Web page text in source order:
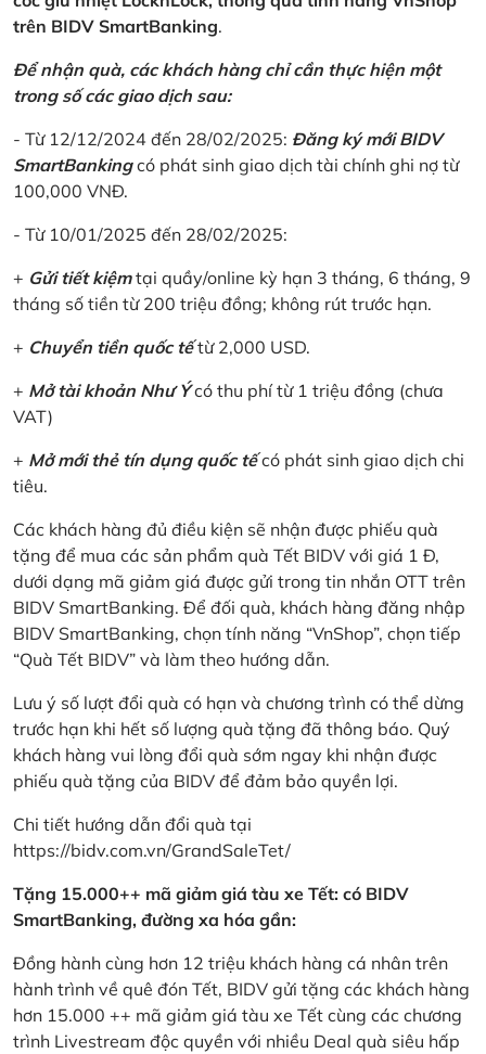
trên BIDV SmartBanking.
Để nhận quà, các khách hàng chỉ cần thực hiện một
trong số các giao dịch sau:
- Từ 12/12/2024 đến 28/02/2025: Đăng ký mới BIDV
SmartBankingcó phát sinh giao dịch tài chính ghi nợ từ
100,000 VNĐ.
- Từ 10/01/2025 đến 28/02/2025:
+ Gửi tiết kiệmtại quầy/online kỳ hạn 3 tháng, 6 tháng, 9
tháng số tiền từ 200 triệu đồng; không rút trước hạn.
+ Chuyển tiền quốc tếtừ 2,000 USD.
+ Mở tài khoản Như Ýcó thu phí từ 1 triệu đồng (chưa
VAT)
+ Mở mới thẻ tín dụng quốc tếcó phát sinh giao dịch chi
tiêu.
Các khách hàng đủ điều kiện sẽ nhận được phiếu quà
tặng để mua các sản phẩm quà Tết BIDV với giá 1 Đ,
dưới dạng mã giảm giá được gửi trong tin nhắn OTT trên
BIDV SmartBanking. Để đối quà, khách hàng đăng nhập
BIDV SmartBanking, chọn tính năng “VnShop”, chọn tiếp
“Quà Tết BIDV” và làm theo hướng dẫn.
Lưu ý số lượt đổi quà có hạn và chương trình có thể dừng
trước hạn khi hết số lượng quà tặng đã thông báo. Quý
khách hàng vui lòng đổi quà sớm ngay khi nhận được
phiếu quà tặng của BIDV để đảm bảo quyền lợi.
Chi tiết hướng dẫn đổi quà tại
https://bidv.com.vn/GrandSaleTet/
Tặng 15.000++ mã giảm giá tàu xe Tết: có BIDV
SmartBanking, đường xa hóa gần:
Đồng hành cùng hơn 12 triệu khách hàng cá nhân trên
hành trình về quê đón Tết, BIDV gửi tặng các khách hàng
hơn 15.000 ++ mã giảm giá tàu xe Tết cùng các chương
trình Livestream độc quyền với nhiều Deal quà siêu hấp